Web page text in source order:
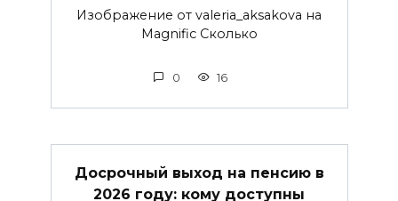
Изображение от valeria_aksakova на
Magnific Сколько
0 16
Досрочный выход на пенсию в
2026 году: кому доступны